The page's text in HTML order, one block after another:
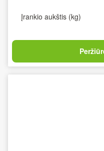
Įrankio aukštis (kg)